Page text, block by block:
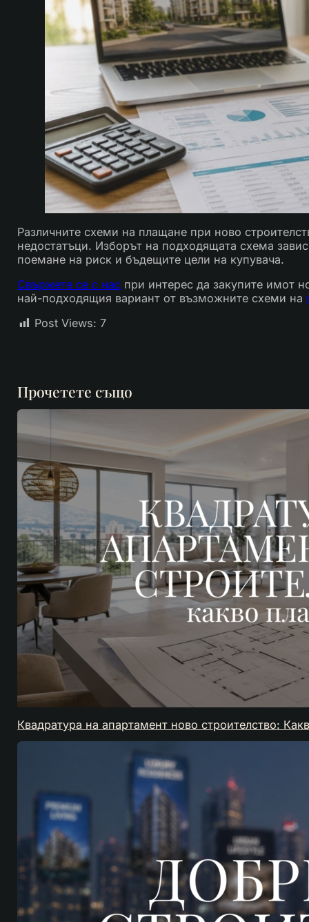
Различните схеми на плащане при ново
недостатъци. Изборът на подходящата схема
поемане на риск и бъдещите цели на купувача.
Свържете се с нас при интерес да закупите имот
най-подходящия вариант от възможните схеми на
Post Views: 7
Прочетете също
Квадратура на апартамент ново строителство: